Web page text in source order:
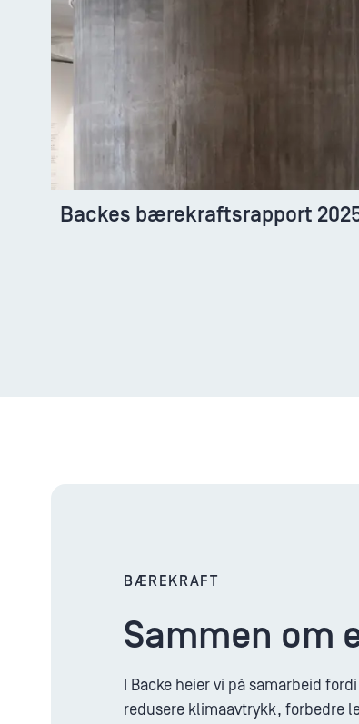
Backes bærekraftsrapport
BÆREKRAFT
Sammen om
I Backe heier vi på samarbeid
redusere klimaavtrykk, forbedre